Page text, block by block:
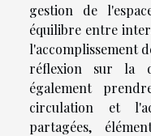
gestion de
équilibre entre
l'accomplissement
réflexion sur la
également
circulation et
partagées,